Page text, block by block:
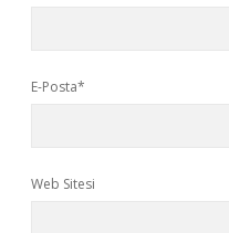
E-Posta*
Web Sitesi